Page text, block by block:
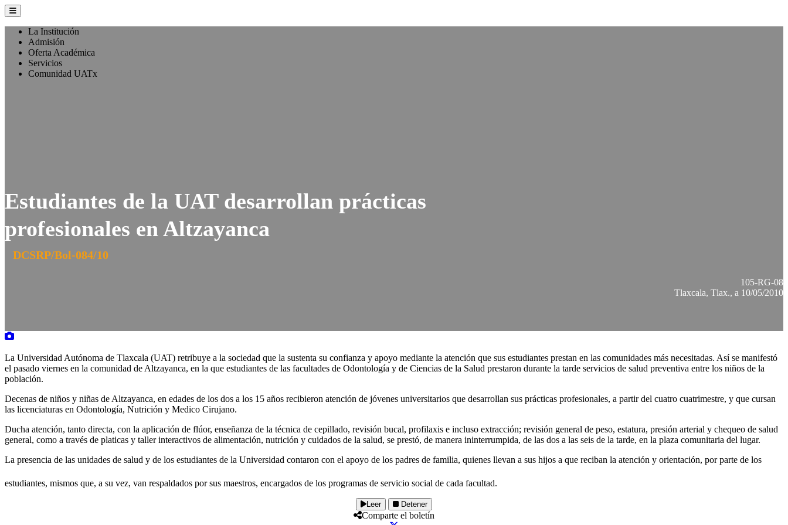
La Institución
Admisión
Oferta Académica
Servicios
Comunidad UATx
Estudiantes de la UAT desarrollan prácticas
profesionales en Altzayanca
DCSRP/Bol-084/10
105-RG-08
Tlaxcala, Tlax., a 10/05/2010
La Universidad Autónoma de Tlaxcala (UAT) retribuye a la sociedad que la sustenta su confianza y apoyo mediante la atención que sus estudiantes prestan en las comunidades más necesitadas. Así se manifestó
el pasado viernes en la comunidad de Altzayanca, en la que estudiantes de las facultades de Odontología y de Ciencias de la Salud prestaron durante la tarde servicios de salud preventiva entre los niños de la
población.
Decenas de niños y niñas de Altzayanca, en edades de los dos a los 15 años recibieron atención de jóvenes universitarios que desarrollan sus prácticas profesionales, a partir del cuatro cuatrimestre, y que cursan
las licenciaturas en Odontología, Nutrición y Medico Cirujano.
Ducha atención, tanto directa, con la aplicación de flúor, enseñanza de la técnica de cepillado, revisión bucal, profilaxis e incluso extracción; revisión general de peso, estatura, presión arterial y chequeo de salud
general, como a través de platicas y taller interactivos de alimentación, nutrición y cuidados de la salud, se prestó, de manera ininterrumpida, de las dos a las seis de la tarde, en la plaza comunitaria del lugar.
La presencia de las unidades de salud y de los estudiantes de la Universidad contaron con el apoyo de los padres de familia, quienes llevan a sus hijos a que reciban la atención y orientación, por parte de los
estudiantes, mismos que, a su vez, van respaldados por sus maestros, encargados de los programas de servicio social de cada facultad.
Leer Detener
Comparte el boletín